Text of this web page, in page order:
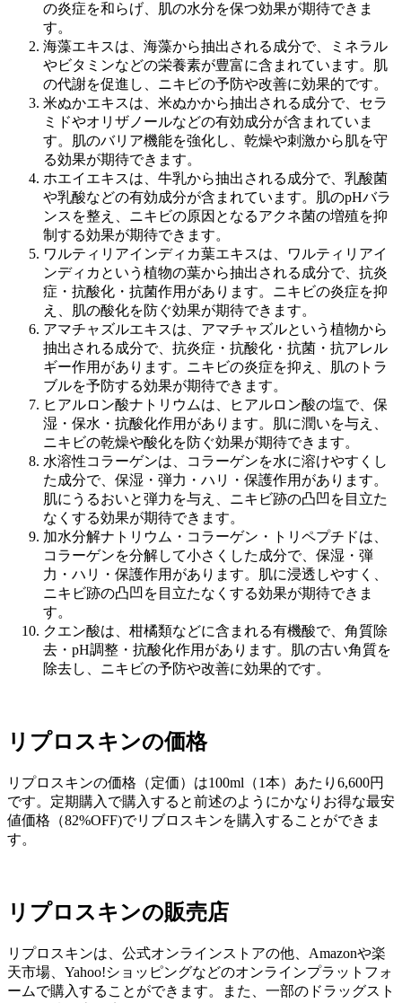
の炎症を和らげ、肌の水分を保つ効果が期待できま
す。
海藻エキスは、海藻から抽出される成分で、ミネラル
やビタミンなどの栄養素が豊富に含まれています。肌
の代謝を促進し、ニキビの予防や改善に効果的です。
米ぬかエキスは、米ぬかから抽出される成分で、セラ
ミドやオリザノールなどの有効成分が含まれていま
す。肌のバリア機能を強化し、乾燥や刺激から肌を守
る効果が期待できます。
ホエイエキスは、牛乳から抽出される成分で、乳酸菌
や乳酸などの有効成分が含まれています。肌のpHバラ
ンスを整え、ニキビの原因となるアクネ菌の増殖を抑
制する効果が期待できます。
ワルティリアインディカ葉エキスは、ワルティリアイ
ンディカという植物の葉から抽出される成分で、抗炎
症・抗酸化・抗菌作用があります。ニキビの炎症を抑
え、肌の酸化を防ぐ効果が期待できます。
アマチャズルエキスは、アマチャズルという植物から
抽出される成分で、抗炎症・抗酸化・抗菌・抗アレル
ギー作用があります。ニキビの炎症を抑え、肌のトラ
ブルを予防する効果が期待できます。
ヒアルロン酸ナトリウムは、ヒアルロン酸の塩で、保
湿・保水・抗酸化作用があります。肌に潤いを与え、
ニキビの乾燥や酸化を防ぐ効果が期待できます。
水溶性コラーゲンは、コラーゲンを水に溶けやすくし
た成分で、保湿・弾力・ハリ・保護作用があります。
肌にうるおいと弾力を与え、ニキビ跡の凸凹を目立た
なくする効果が期待できます。
加水分解ナトリウム・コラーゲン・トリペプチドは、
コラーゲンを分解して小さくした成分で、保湿・弾
力・ハリ・保護作用があります。肌に浸透しやすく、
ニキビ跡の凸凹を目立たなくする効果が期待できま
す。
クエン酸は、柑橘類などに含まれる有機酸で、角質除
去・pH調整・抗酸化作用があります。肌の古い角質を
除去し、ニキビの予防や改善に効果的です。
リプロスキンの価格
リプロスキンの価格（定価）は100ml（1本）あたり6,600円
です。定期購入で購入すると前述のようにかなりお得な最安
値価格（82%OFF)でリブロスキンを購入することができま
す。
リプロスキンの販売店
リプロスキンは、公式オンラインストアの他、Amazonや楽
天市場、Yahoo!ショッピングなどのオンラインプラットフォ
ームで購入することができます。また、一部のドラッグスト